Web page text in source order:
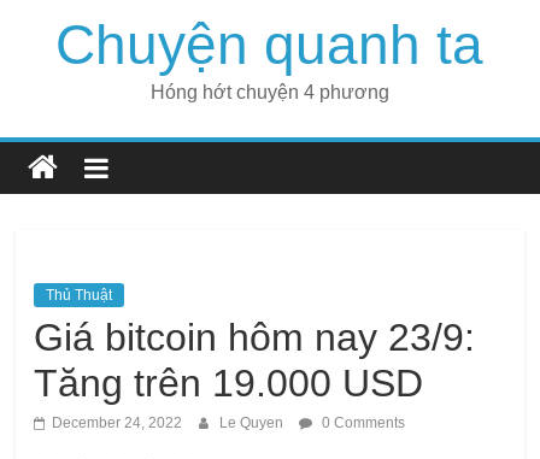
Chuyện quanh ta
Hóng hớt chuyện 4 phương
Thủ Thuật
Giá bitcoin hôm nay 23/9:
Tăng trên 19.000 USD
December 24, 2022 Le Quyen 0 Comments